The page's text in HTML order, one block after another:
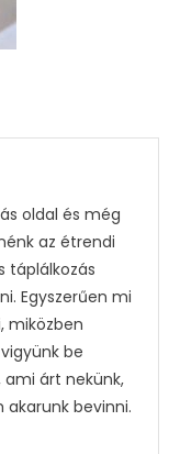
oldal és még
az étrendi
táplálkozás
Egyszerűen mi
miközben
be
árt nekünk,
bevinni.